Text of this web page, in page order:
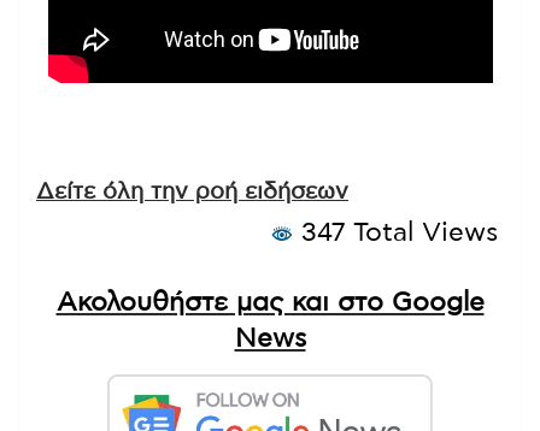
Δείτε όλη την ροή ειδήσεων
347 Total Views
Ακολουθήστε μας και στο Google
News